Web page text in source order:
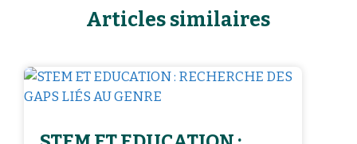
Articles similaires